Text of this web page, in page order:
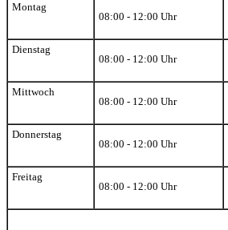
Montag
08:00 - 12:00 Uhr
Dienstag
08:00 - 12:00 Uhr
Mittwoch
08:00 - 12:00 Uhr
Donnerstag
08:00 - 12:00 Uhr
Freitag
08:00 - 12:00 Uhr